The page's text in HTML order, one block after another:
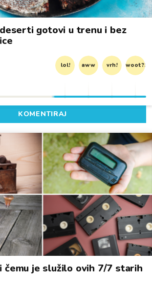
gotovi u trenu i bez
lol! aww vrh! woot?!
KOMENTIRAJ
čemu je služilo ovih 7/7 starih